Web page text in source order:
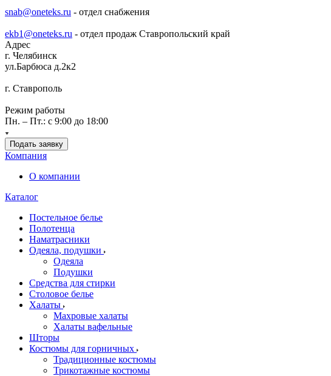
snab@oneteks.ru - отдел снабжения
ekb1@oneteks.ru - отдел продаж Ставропольский край
Адрес
г. Челябинск
ул.Барбюса д.2к2
г. Ставрополь
Режим работы
Пн. – Пт.: с 9:00 до 18:00
Подать заявку
Компания
О компании
Каталог
Постельное белье
Полотенца
Наматрасники
Одеяла, подушки
Одеяла
Подушки
Средства для стирки
Столовое белье
Халаты
Махровые халаты
Халаты вафельные
Шторы
Костюмы для горничных
Традиционные костюмы
Трикотажные костюмы